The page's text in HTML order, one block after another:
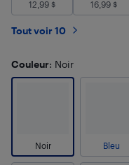
12,99 $ 16,99 $
Tout voir 10
Couleur: Noir
Noir Bleu